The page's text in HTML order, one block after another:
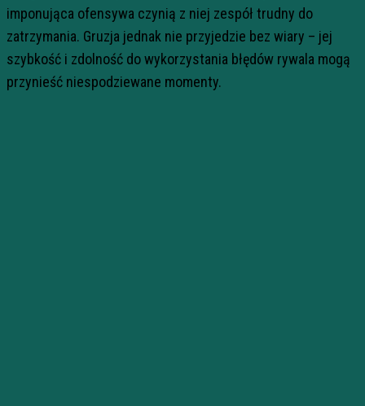
imponująca ofensywa czynią z niej zespół trudny do
zatrzymania. Gruzja jednak nie przyjedzie bez wiary – jej
szybkość i zdolność do wykorzystania błędów rywala mogą
przynieść niespodziewane momenty.